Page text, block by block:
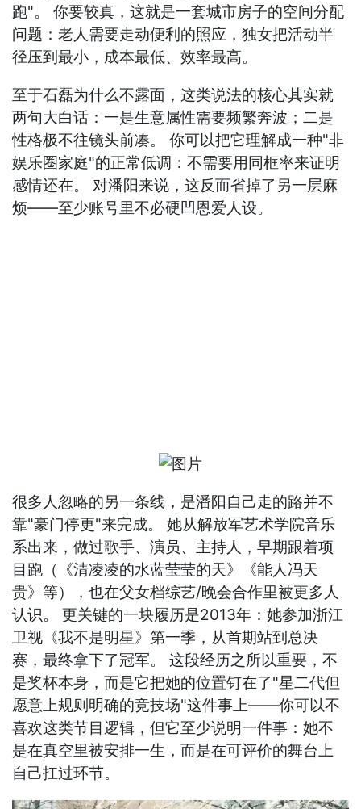
跑"。 你要较真，这就是一套城市房子的空间分配
问题：老人需要走动便利的照应，独女把活动半
径压到最小，成本最低、效率最高。
至于石磊为什么不露面，这类说法的核心其实就
两句大白话：一是生意属性需要频繁奔波；二是
性格极不往镜头前凑。 你可以把它理解成一种"非
娱乐圈家庭"的正常低调：不需要用同框率来证明
感情还在。 对潘阳来说，这反而省掉了另一层麻
烦——至少账号里不必硬凹恩爱人设。
很多人忽略的另一条线，是潘阳自己走的路并不
靠"豪门停更"来完成。 她从解放军艺术学院音乐
系出来，做过歌手、演员、主持人，早期跟着项
目跑（《清凌凌的水蓝莹莹的天》《能人冯天
贵》等），也在父女档综艺/晚会合作里被更多人
认识。 更关键的一块履历是2013年：她参加浙江
卫视《我不是明星》第一季，从首期站到总决
赛，最终拿下了冠军。 这段经历之所以重要，不
是奖杯本身，而是它把她的位置钉在了"星二代但
愿意上规则明确的竞技场"这件事上——你可以不
喜欢这类节目逻辑，但它至少说明一件事：她不
是在真空里被安排一生，而是在可评价的舞台上
自己扛过环节。